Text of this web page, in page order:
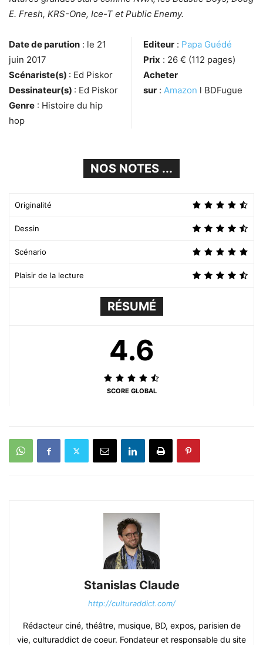
E. Fresh, KRS-One, Ice-T et Public Enemy.
Date de parution : le 21
juin 2017
Scénariste(s) : Ed Piskor
Dessinateur(s) : Ed Piskor
Genre : Histoire du hip
hop
Editeur : Papa Guédé
Prix : 26 € (112 pages)
Acheter
sur : Amazon l BDFugue
NOS NOTES ...
Originalité
Dessin
Scénario
Plaisir de la lecture
RÉSUMÉ
4.6
SCORE GLOBAL
Stanislas Claude
http://culturaddict.com/
Rédacteur ciné, théâtre, musique, BD, expos, parisien de
vie, culturaddict de coeur. Fondateur et responsable du site